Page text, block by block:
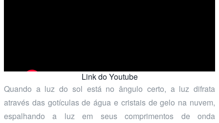
Link do Youtube
Quando a luz do sol está no ângulo certo, a luz difrata
através das gotículas de água e cristais de gelo na nuvem,
espalhando a luz em seus comprimentos de onda